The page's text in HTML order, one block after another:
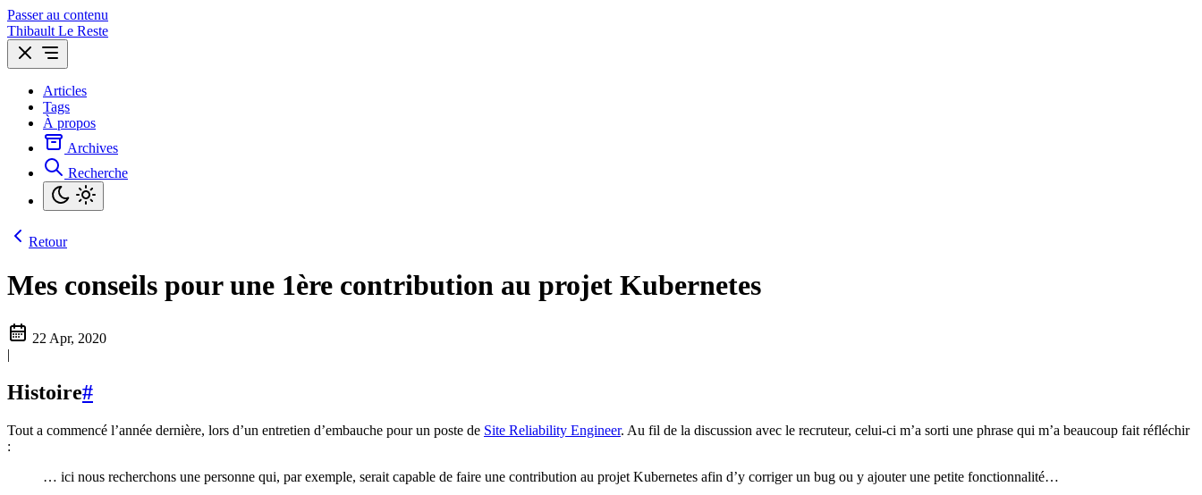
Passer au contenu
Thibault Le Reste
Articles
Tags
À propos
Archives
Recherche
Retour
Mes conseils pour une 1ère contribution au projet Kubernetes
22 Apr, 2020
|
Histoire#
Tout a commencé l’année dernière, lors d’un entretien d’embauche pour un poste de Site Reliability Engineer. Au fil de la discussion avec le recruteur, celui-ci m’a sorti une phrase qui m’a beaucoup fait réfléchir
:
… ici nous recherchons une personne qui, par exemple, serait capable de faire une contribution au projet Kubernetes afin d’y corriger un bug ou y ajouter une petite fonctionnalité…